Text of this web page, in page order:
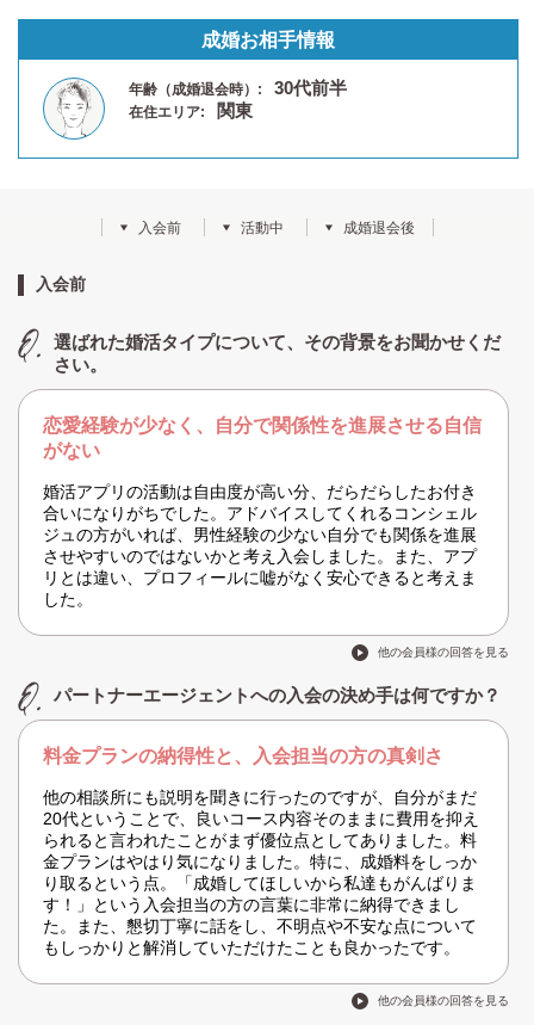
成婚お相手情報
年齢（成婚退会時）: 30代前半
在住エリア: 関東
入会前 活動中 成婚退会後
入会前
選ばれた婚活タイプについて、その背景をお聞かせくだ
さい。
恋愛経験が少なく、自分で関係性を進展させる自信
がない
婚活アプリの活動は自由度が高い分、だらだらしたお付き
合いになりがちでした。アドバイスしてくれるコンシェル
ジュの方がいれば、男性経験の少ない自分でも関係を進展
させやすいのではないかと考え入会しました。また、アプ
リとは違い、プロフィールに嘘がなく安心できると考えま
した。
他の会員様の回答を見る
パートナーエージェントへの入会の決め手は何ですか？
料金プランの納得性と、入会担当の方の真剣さ
他の相談所にも説明を聞きに行ったのですが、自分がまだ
20代ということで、良いコース内容そのままに費用を抑え
られると言われたことがまず優位点としてありました。料
金プランはやはり気になりました。特に、成婚料をしっか
り取るという点。「成婚してほしいから私達もがんばりま
す！」という入会担当の方の言葉に非常に納得できまし
た。また、懇切丁寧に話をし、不明点や不安な点について
もしっかりと解消していただけたことも良かったです。
他の会員様の回答を見る